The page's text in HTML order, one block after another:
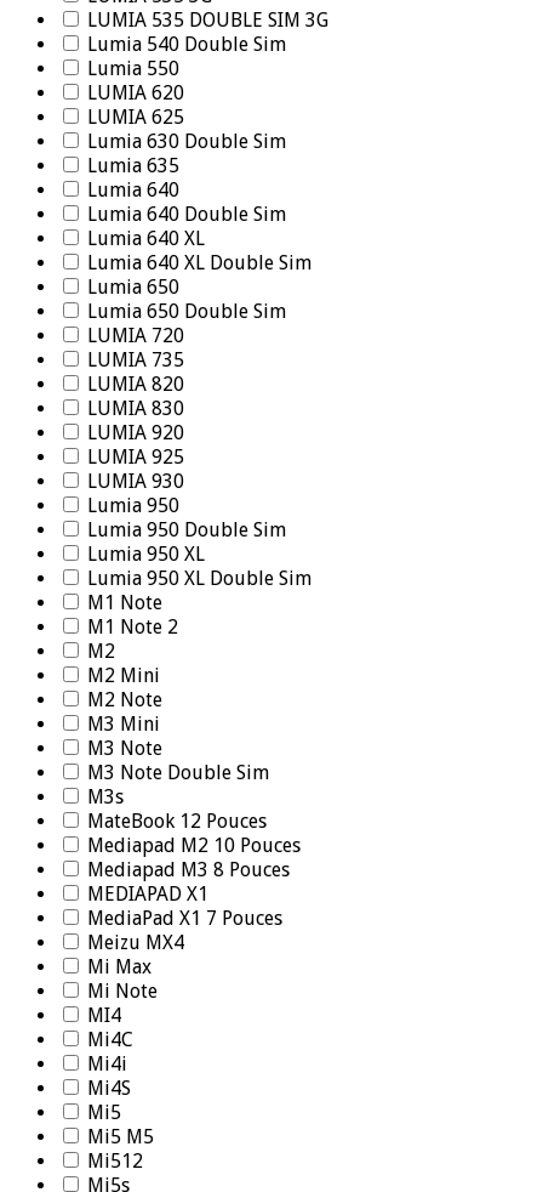
LUMIA 535 DOUBLE SIM 3G
Lumia 540 Double Sim
Lumia 550
LUMIA 620
LUMIA 625
Lumia 630 Double Sim
Lumia 635
Lumia 640
Lumia 640 Double Sim
Lumia 640 XL
Lumia 640 XL Double Sim
Lumia 650
Lumia 650 Double Sim
LUMIA 720
LUMIA 735
LUMIA 820
LUMIA 830
LUMIA 920
LUMIA 925
LUMIA 930
Lumia 950
Lumia 950 Double Sim
Lumia 950 XL
Lumia 950 XL Double Sim
M1 Note
M1 Note 2
M2
M2 Mini
M2 Note
M3 Mini
M3 Note
M3 Note Double Sim
M3s
MateBook 12 Pouces
Mediapad M2 10 Pouces
Mediapad M3 8 Pouces
MEDIAPAD X1
MediaPad X1 7 Pouces
Meizu MX4
Mi Max
Mi Note
MI4
Mi4C
Mi4i
Mi4S
Mi5
Mi5 M5
Mi512
Mi5s